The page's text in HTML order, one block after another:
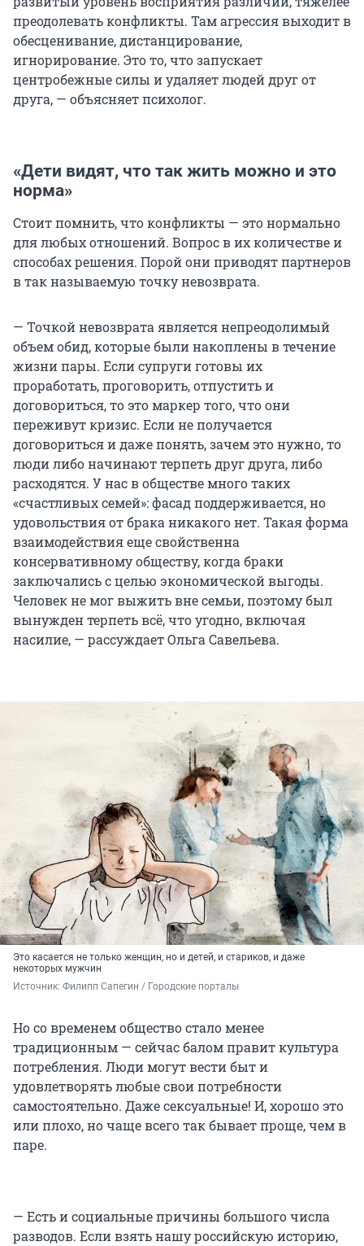
преодолевать конфликты. Там агрессия выходит в
обесценивание, дистанцирование,
игнорирование. Это то, что запускает
центробежные силы и удаляет людей друг от
друга, — объясняет психолог.
«Дети видят, что так жить можно и это
норма»
Стоит помнить, что конфликты — это нормально
для любых отношений. Вопрос в их количестве и
способах решения. Порой они приводят партнеров
в так называемую точку невозврата.
— Точкой невозврата является непреодолимый
объем обид, которые были накоплены в течение
жизни пары. Если супруги готовы их
проработать, проговорить, отпустить и
договориться, то это маркер того, что они
переживут кризис. Если не получается
договориться и даже понять, зачем это нужно, то
люди либо начинают терпеть друг друга, либо
расходятся. У нас в обществе много таких
«счастливых семей»: фасад поддерживается, но
удовольствия от брака никакого нет. Такая форма
взаимодействия еще свойственна
консервативному обществу, когда браки
заключались с целью экономической выгоды.
Человек не мог выжить вне семьи, поэтому был
вынужден терпеть всё, что угодно, включая
насилие, — рассуждает Ольга Савельева.
Это касается не только женщин, но и детей, и стариков, и даже
некоторых мужчин
Источник: Филипп Сапегин / Городские порталы
Но со временем общество стало менее
традиционным — сейчас балом правит культура
потребления. Люди могут вести быт и
удовлетворять любые свои потребности
самостоятельно. Даже сексуальные! И, хорошо это
или плохо, но чаще всего так бывает проще, чем в
паре.
— Есть и социальные причины большого числа
разводов. Если взять нашу российскую историю,